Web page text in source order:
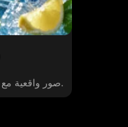
صور واقعية مع نص مثالي ودعم متعدد اللغات.